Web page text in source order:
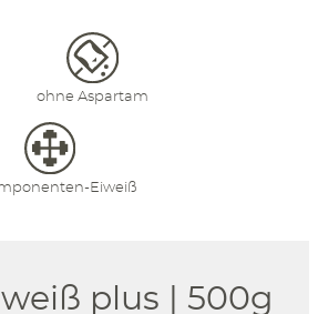
ohne Aspartam
Eiweiß
plus | 500g